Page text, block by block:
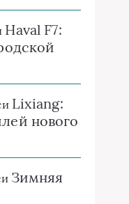
Haval F7:
Lixiang:
нового
Зимняя